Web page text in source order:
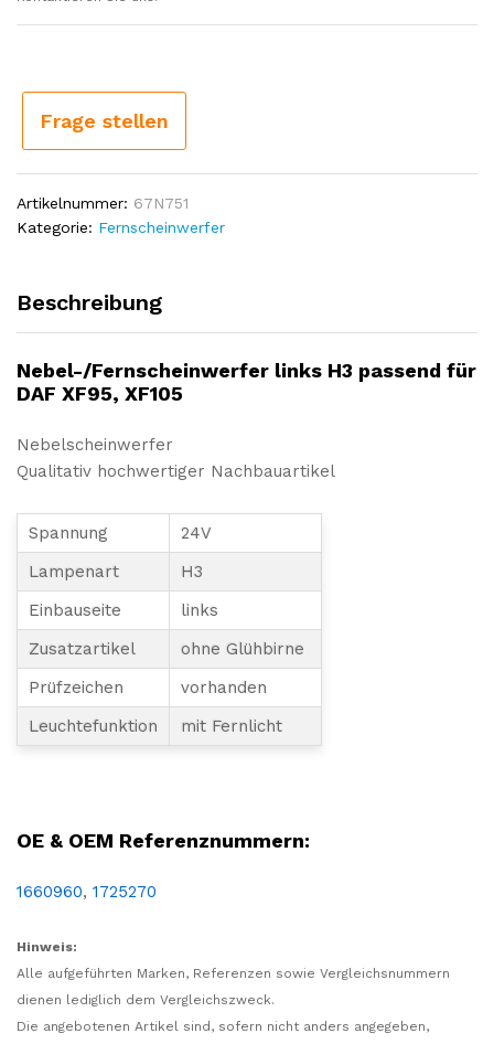
Frage stellen
Artikelnummer: 67N751
Kategorie: Fernscheinwerfer
Beschreibung
Nebel-/Fernscheinwerfer links H3 passend für
DAF XF95, XF105
Nebelscheinwerfer
Qualitativ hochwertiger Nachbauartikel
Spannung
24V
Lampenart
H3
Einbauseite
links
Zusatzartikel
ohne Glühbirne
Prüfzeichen
vorhanden
Leuchtefunktion
mit Fernlicht
OE & OEM Referenznummern:
1660960, 1725270
Hinweis:
Alle aufgeführten Marken, Referenzen sowie Vergleichsnummern
dienen lediglich dem Vergleichszweck.
Die angebotenen Artikel sind, sofern nicht anders angegeben,